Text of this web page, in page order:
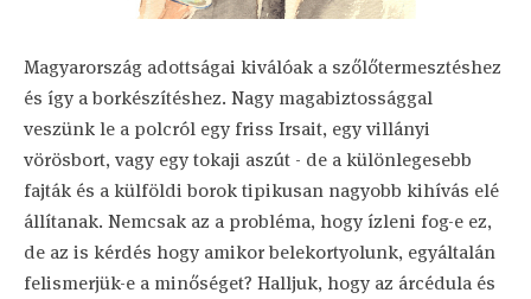
Magyarország adottságai kiválóak a szőlőtermesztéshez
és így a borkészítéshez. Nagy magabiztossággal
veszünk le a polcról egy friss Irsait, egy villányi
vörösbort, vagy egy tokaji aszút - de a különlegesebb
fajták és a külföldi borok tipikusan nagyobb kihívás elé
állítanak. Nemcsak az a probléma, hogy ízleni fog-e ez,
de az is kérdés hogy amikor belekortyolunk, egyáltalán
felismerjük-e a minőséget? Halljuk, hogy az árcédula és